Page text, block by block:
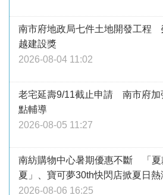
南市府地政局七件土地開發工程
越建設獎
2026-08-04 11:02
老宅延壽9/11截止申請 南市府加
點輔導
2026-08-05 11:27
南紡購物中心暑期優惠不斷 「夏
夏」、寶可夢30th快閃店掀夏日熱
2026-08-06 16:25